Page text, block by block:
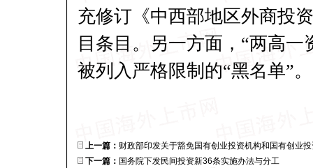
充修订《中西部地区外商投
目条目。另一方面，“两高
被列入严格限制的“黑名单”。
上一篇： 财政部印发关于豁免国有创业投资机构和国有创业
下一篇： 国务院下发民间投资新36条实施办法与分工